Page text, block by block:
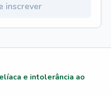
inscrever
e intolerância ao